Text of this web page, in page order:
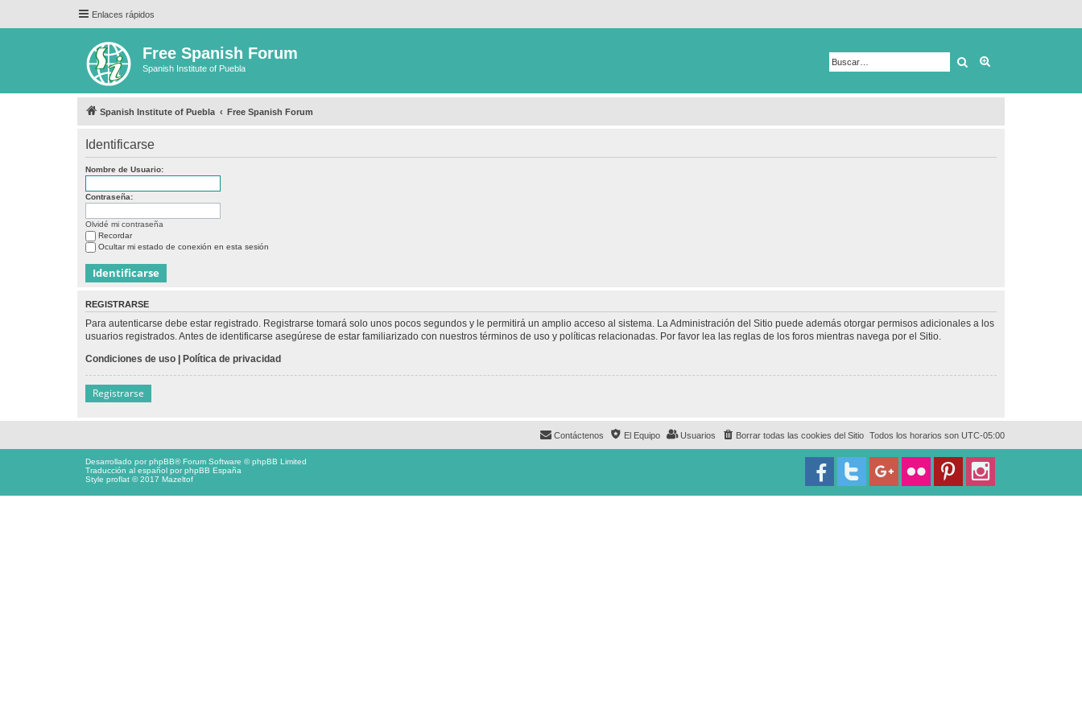
Enlaces rápidos
Free Spanish Forum
Spanish Institute of Puebla Buscar
Spanish Institute of Puebla Free Spanish Forum
Identificarse
Nombre de Usuario:
Contraseña:
Olvidé mi contraseña
Recordar
Ocultar mi estado de conexión en esta sesión
REGISTRARSE
Para autenticarse debe estar registrado. Registrarse tomará solo unos pocos segundos y le permitirá un amplio acceso al sistema. La Administración del Sitio puede además otorgar permisos adicionales a los
usuarios registrados. Antes de identificarse asegúrese de estar familiarizado con nuestros términos de uso y políticas relacionadas. Por favor lea las reglas de los foros mientras navega por el Sitio.
Condiciones de uso | Política de privacidad
Registrarse
Todos los horarios son UTC-05:00
Borrar todas las cookies del Sitio
Usuarios
El Equipo
Contáctenos
Desarrollado porphpBB® Forum Software © phpBB Limited
Traducción al español porphpBB España
Style proflat © 2017 Mazeltof